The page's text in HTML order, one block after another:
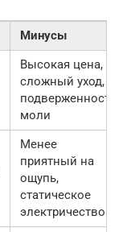
Минусы
Высокая цена,
сложный уход,
подверженность
моли
Менее
приятный на
ощупь,
статическое
электричество